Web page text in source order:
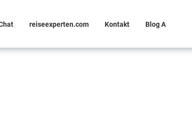
reiseexperten.com Kontakt Blog A